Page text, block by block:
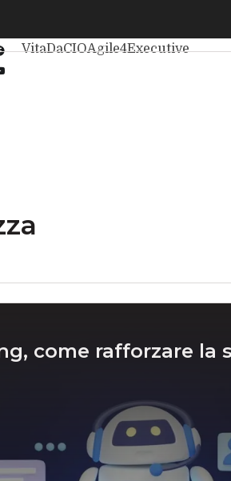
Facebook
VitaDaCIOAgile4Executive
come rafforzare la